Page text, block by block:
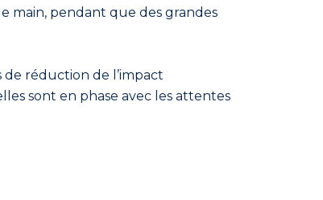
main, pendant que des grandes
de réduction de l’impact
sont en phase avec les attentes